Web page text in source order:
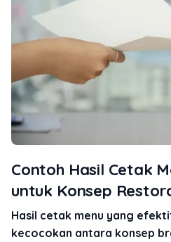
Contoh Hasil Cetak
untuk Konsep
Hasil cetak menu yang
kecocokan antara konsep